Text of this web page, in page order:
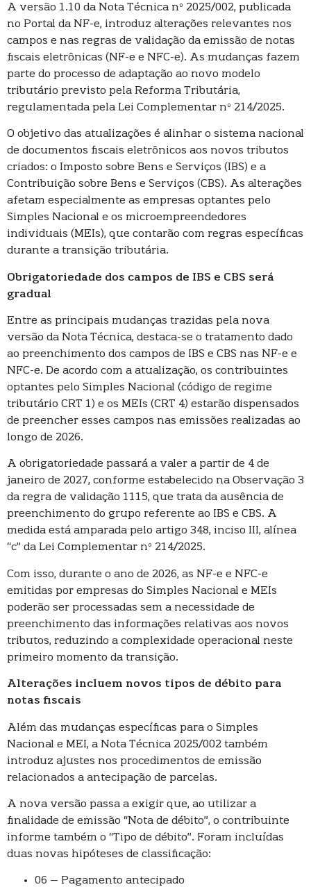
A versão 1.10 da Nota Técnica nº 2025/002, publicada
no Portal da NF-e, introduz alterações relevantes nos
campos e nas regras de validação da emissão de notas
fiscais eletrônicas (NF-e e NFC-e). As mudanças fazem
parte do processo de adaptação ao novo modelo
tributário previsto pela Reforma Tributária,
regulamentada pela Lei Complementar nº 214/2025.
O objetivo das atualizações é alinhar o sistema nacional
de documentos fiscais eletrônicos aos novos tributos
criados: o Imposto sobre Bens e Serviços (IBS) e a
Contribuição sobre Bens e Serviços (CBS). As alterações
afetam especialmente as empresas optantes pelo
Simples Nacional e os microempreendedores
individuais (MEIs), que contarão com regras específicas
durante a transição tributária.
Obrigatoriedade dos campos de IBS e CBS será
gradual
Entre as principais mudanças trazidas pela nova
versão da Nota Técnica, destaca-se o tratamento dado
ao preenchimento dos campos de IBS e CBS nas NF-e e
NFC-e. De acordo com a atualização, os contribuintes
optantes pelo Simples Nacional (código de regime
tributário CRT 1) e os MEIs (CRT 4) estarão dispensados
de preencher esses campos nas emissões realizadas ao
longo de 2026.
A obrigatoriedade passará a valer a partir de 4 de
janeiro de 2027, conforme estabelecido na Observação 3
da regra de validação 1115, que trata da ausência de
preenchimento do grupo referente ao IBS e CBS. A
medida está amparada pelo artigo 348, inciso III, alínea
“c” da Lei Complementar nº 214/2025.
Com isso, durante o ano de 2026, as NF-e e NFC-e
emitidas por empresas do Simples Nacional e MEIs
poderão ser processadas sem a necessidade de
preenchimento das informações relativas aos novos
tributos, reduzindo a complexidade operacional neste
primeiro momento da transição.
Alterações incluem novos tipos de débito para
notas fiscais
Além das mudanças específicas para o Simples
Nacional e MEI, a Nota Técnica 2025/002 também
introduz ajustes nos procedimentos de emissão
relacionados a antecipação de parcelas.
A nova versão passa a exigir que, ao utilizar a
finalidade de emissão “Nota de débito”, o contribuinte
informe também o “Tipo de débito”. Foram incluídas
duas novas hipóteses de classificação:
06 – Pagamento antecipado